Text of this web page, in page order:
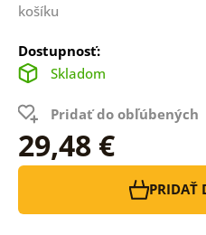
košíku
Dostupnosť:
Skladom
Pridať do obľúbených
29,48 €
PRIDAŤ